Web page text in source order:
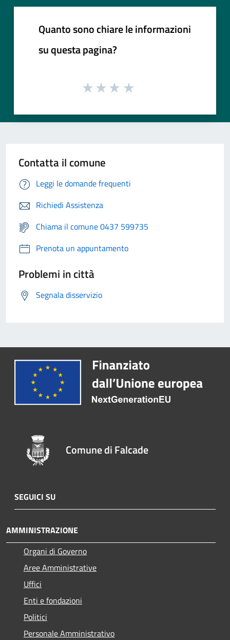
Quanto sono chiare le informazioni
su questa pagina?
Contatta il comune
Leggi le domande frequenti
Richiedi Assistenza
Chiama il comune 0437 599735
Prenota un appuntamento
Problemi in città
Segnala disservizio
Comune di Falcade
SEGUICI SU
AMMINISTRAZIONE
Organi di Governo
Aree Amministrative
Uffici
Enti e fondazioni
Politici
Personale Amministrativo